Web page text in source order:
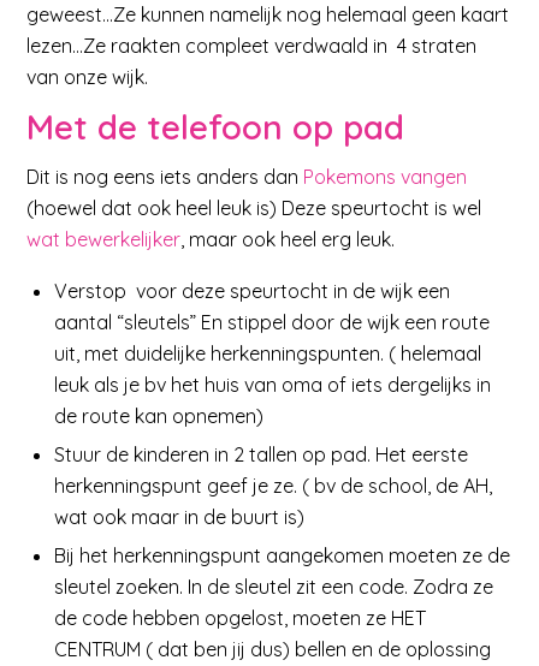
geweest…Ze kunnen namelijk nog helemaal geen kaart
lezen…Ze raakten compleet verdwaald in 4 straten
van onze wijk.
Met de telefoon op pad
Dit is nog eens iets anders dan Pokemons vangen
(hoewel dat ook heel leuk is) Deze speurtocht is wel
wat bewerkelijker, maar ook heel erg leuk.
Verstop voor deze speurtocht in de wijk een
aantal “sleutels” En stippel door de wijk een route
uit, met duidelijke herkenningspunten. ( helemaal
leuk als je bv het huis van oma of iets dergelijks in
de route kan opnemen)
Stuur de kinderen in 2 tallen op pad. Het eerste
herkenningspunt geef je ze. ( bv de school, de AH,
wat ook maar in de buurt is)
Bij het herkenningspunt aangekomen moeten ze de
sleutel zoeken. In de sleutel zit een code. Zodra ze
de code hebben opgelost, moeten ze HET
CENTRUM ( dat ben jij dus) bellen en de oplossing